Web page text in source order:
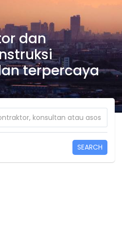
dan
terpercaya
SEARCH